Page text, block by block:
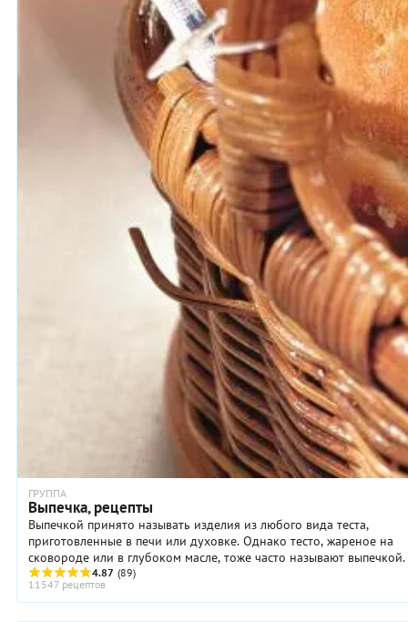
ГРУППА
Выпечка, рецепты
Выпечкой принято называть изделия из любого вида теста,
приготовленные в печи или духовке. Однако тесто, жареное на
сковороде или в глубоком масле, тоже часто называют
выпечку можно ...
4.87 (89)
11547 рецептов